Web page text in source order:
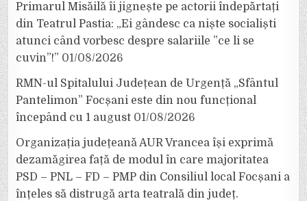
Primarul Misăilă îi jignește pe actorii îndepărtați
din Teatrul Pastia: „Ei gândesc ca niște socialiști
atunci când vorbesc despre salariile ”ce li se
cuvin”!” 01/08/2026
RMN-ul Spitalului Județean de Urgență „Sfântul
Pantelimon” Focșani este din nou funcțional
începând cu 1 august 01/08/2026
Organizația județeană AUR Vrancea își exprimă
dezamăgirea față de modul în care majoritatea
PSD – PNL – FD – PMP din Consiliul local Focșani a
înțeles să distrugă arta teatrală din județ.